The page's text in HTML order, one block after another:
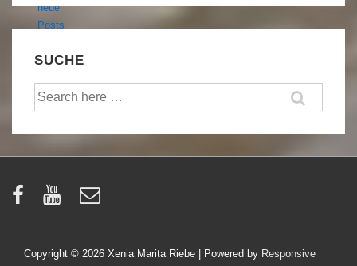
SUCHE
Suche
nach:
Copyright © 2026 Xenia Marita Riebe | Powered by Responsive